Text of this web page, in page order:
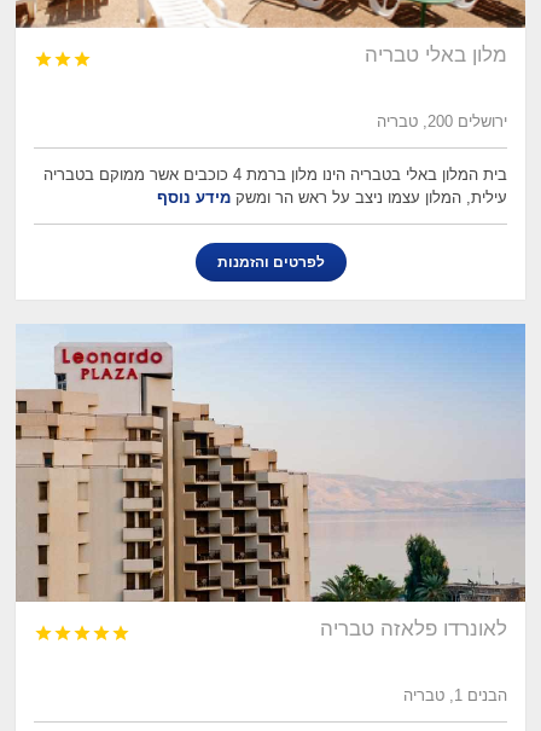
מלון באלי טבריה 


ירושלים 200, טבריה
בית המלון באלי בטבריה הינו מלון ברמת 4 כוכבים אשר ממוקם בטבריה
עילית, המלון עצמו ניצב על ראש הר ומשקמידע נוסף
לפרטים והזמנות
לאונרדו פלאזה טבריה 




הבנים 1, טבריה